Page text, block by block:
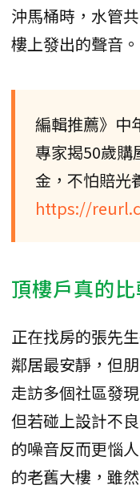
沖馬桶時，水管
樓上發出的聲音。
編輯推薦》中
專家揭50歲購
金，不怕賠光
https://
頂樓戶真的
正在找房的張先
鄰居最安靜，但
走訪多個社區發
但若碰上設計不
的噪音反而更惱
的老舊大樓，雖